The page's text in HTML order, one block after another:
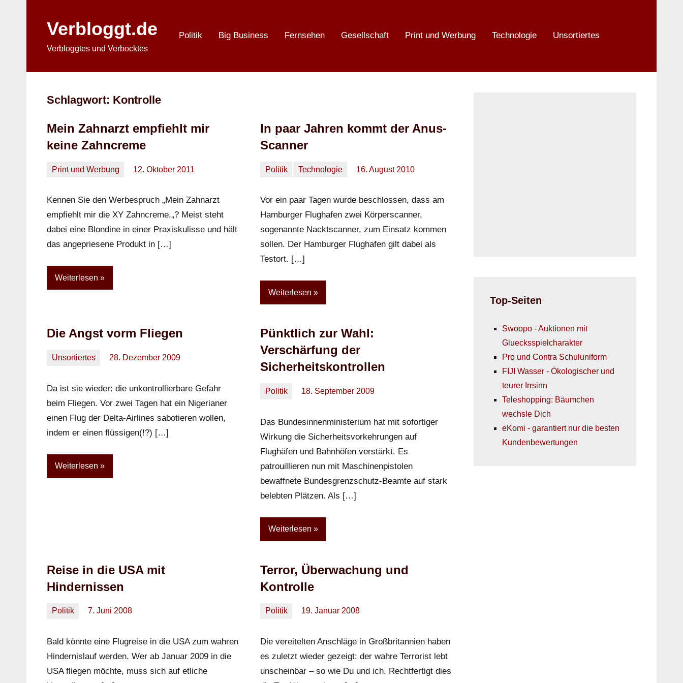
springenVerbloggt.de
Verbloggtes und Verbocktes
Politik Big Business Fernsehen Gesellschaft Print und Werbung Technologie Unsortiertes
Schlagwort: Kontrolle
Mein Zahnarzt empfiehlt mir
keine Zahncreme
Print und Werbung
12. Oktober 2011
Kennen Sie den Werbespruch „Mein Zahnarzt
empfiehlt mir die XY Zahncreme.„? Meist steht
dabei eine Blondine in einer Praxiskulisse und hält
das angepriesene Produkt in […]
Weiterlesen
In paar Jahren kommt der Anus-
Scanner
Politik Technologie
16. August 2010
Vor ein paar Tagen wurde beschlossen, dass am
Hamburger Flughafen zwei Körperscanner,
sogenannte Nacktscanner, zum Einsatz kommen
sollen. Der Hamburger Flughafen gilt dabei als
Testort. […]
Weiterlesen
Die Angst vorm Fliegen
Unsortiertes
28. Dezember 2009
Da ist sie wieder: die unkontrollierbare Gefahr
beim Fliegen. Vor zwei Tagen hat ein Nigerianer
einen Flug der Delta-Airlines sabotieren wollen,
indem er einen flüssigen(!?) […]
Weiterlesen
Pünktlich zur Wahl:
Verschärfung der
Sicherheitskontrollen
Politik
18. September 2009
Das Bundesinnenministerium hat mit sofortiger
Wirkung die Sicherheitsvorkehrungen auf
Flughäfen und Bahnhöfen verstärkt. Es
patrouillieren nun mit Maschinenpistolen
bewaffnete Bundesgrenzschutz-Beamte auf stark
belebten Plätzen. Als […]
Weiterlesen
Reise in die USA mit
Hindernissen
Politik
7. Juni 2008
Bald könnte eine Flugreise in die USA zum wahren
Hindernislauf werden. Wer ab Januar 2009 in die
USA fliegen möchte, muss sich auf etliche
Terror, Überwachung und
Kontrolle
Politik
19. Januar 2008
Die vereitelten Anschläge in Großbritannien haben
es zuletzt wieder gezeigt: der wahre Terrorist lebt
unscheinbar – so wie Du und ich. Rechtfertigt dies
Top-Seiten
Swoopo - Auktionen mit
Gluecksspielcharakter
Pro und Contra Schuluniform
FIJI Wasser - Ökologischer und
teurer Irrsinn
Teleshopping: Bäumchen
wechsle Dich
eKomi - garantiert nur die besten
Kundenbewertungen